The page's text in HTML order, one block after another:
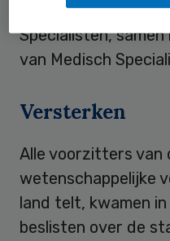
werken in de
Specialisten,
van Medisch
Versterken
Alle voorzitters van
wetenschappelijke
land telt, kwamen
beslisten over de